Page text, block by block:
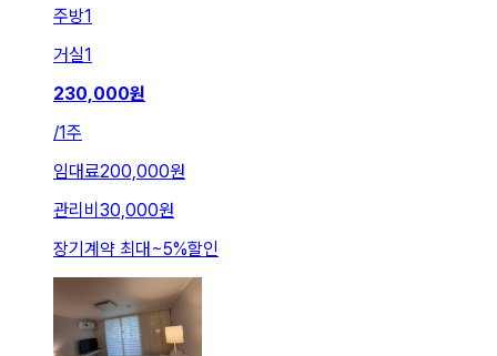
주방1
거실1
230,000원
/1주
임대료200,000원
관리비 30,000원
장기계약 최대 ~5%할인